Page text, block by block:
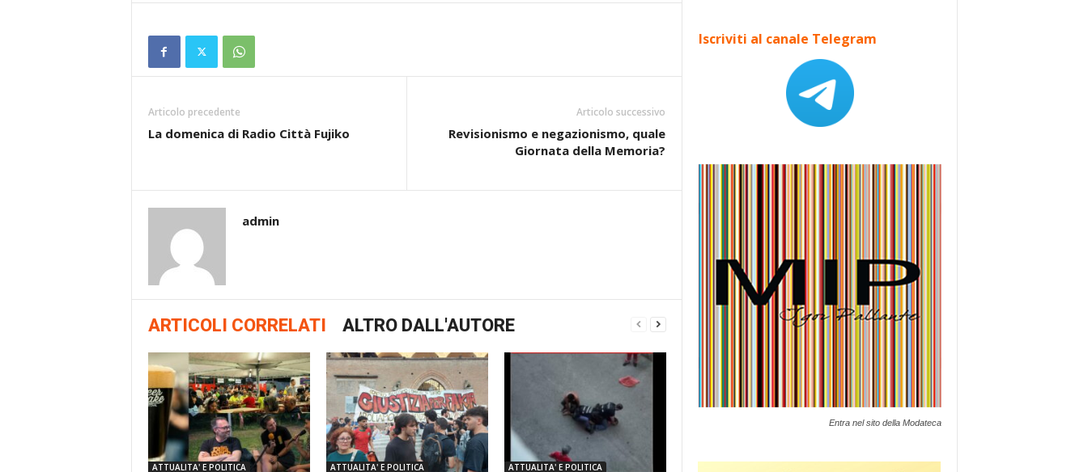
Articolo precedente
La domenica di Radio Città Fujiko
Articolo successivo
Revisionismo e negazionismo, quale
Giornata della Memoria?
admin
ARTICOLI CORRELATI ALTRO DALL'AUTORE
ATTUALITA' E POLITICA ATTUALITA' E POLITICA ATTUALITA' E POLITICA
Iscriviti al canale Telegram
Entra nel sito della Modateca